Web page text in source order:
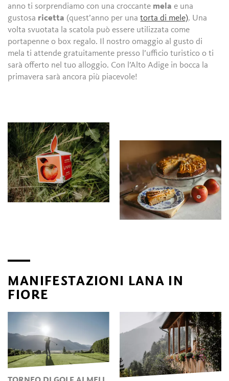
anno ti sorprendiamo con una croccante mela e una
gustosa ricetta (quest’anno per unatorta di mele). Una
volta svuotata la scatola può essere utilizzata come
portapenne o box regalo. Il nostro omaggio al gusto di
mela ti attende gratuitamente presso l’ufficio turistico o ti
sarà offerto nel tuo alloggio. Con l’Alto Adige in bocca la
primavera sarà ancora più piacevole!
MANIFESTAZIONI LANA IN
FIORE